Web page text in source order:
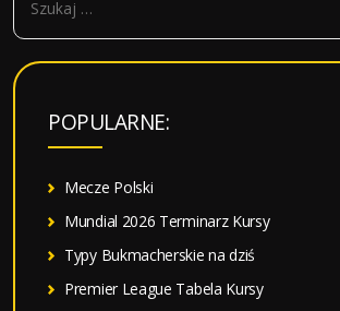
k
POPULARNE:
Mecze Polski
Mundial 2026 Terminarz Kursy
Typy Bukmacherskie na dziś
Premier League Tabela Kursy